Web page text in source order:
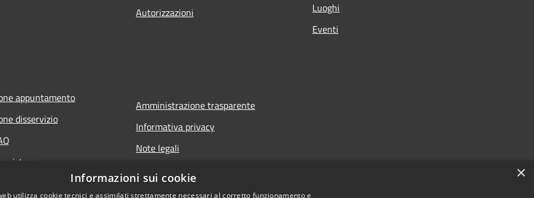
Autorizzazioni
Luoghi
Eventi
appuntamento
disservizio
Amministrazione trasparente
Informativa privacy
Note legali
×
Informazioni sui cookie
utilizza cookie tecnici e assimilati strettamente necessari al corretto funzionamento e